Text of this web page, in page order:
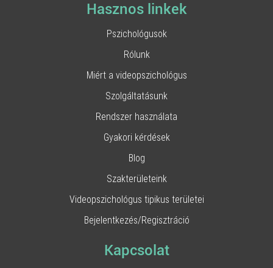
Hasznos linkek
Pszichológusok
Rólunk
Miért a videopszichológus
Szolgáltatásunk
Rendszer használata
Gyakori kérdések
Blog
Szakterületeink
Videopszichológus tipikus területei
Bejelentkezés/Regisztráció
Kapcsolat